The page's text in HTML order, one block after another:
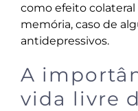
como efeito colateral
memória, caso de
antidepressivos.
A
vida livre